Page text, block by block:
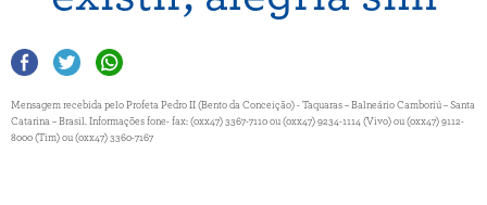
Mensagem recebida pelo Profeta Pedro II (Bento da Conceição) - Taquaras – Balneário Camboriú – Santa
Catarina – Brasil. Informações fone- fax: (0xx47) 3367-7110 ou (0xx47) 9234-1114 (Vivo) ou (0xx47) 9112-
8000 (Tim) ou (0xx47) 3360-7167